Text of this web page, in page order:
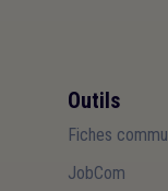
Outils
Fiches
JobCom